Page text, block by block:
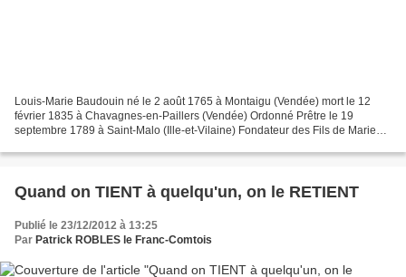
Louis-Marie Baudouin né le 2 août 1765 à Montaigu (Vendée) mort le 12
février 1835 à Chavagnes-en-Paillers (Vendée) Ordonné Prêtre le 19
septembre 1789 à Saint-Malo (Ille-et-Vilaine) Fondateur des Fils de Marie
Quand on TIENT à quelqu'un, on le RETIENT
Publié le 23/12/2012 à 13:25
Par Patrick ROBLES le Franc-Comtois